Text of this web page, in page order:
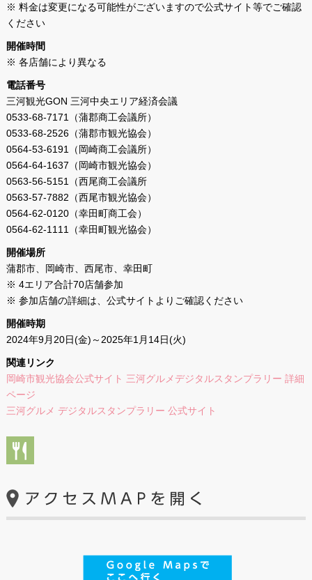
※ 料金は変更になる可能性がございますので公式サイト等でご確認
ください
開催時間
※ 各店舗により異なる
電話番号
三河観光GON 三河中央エリア経済会議
0533-68-7171（蒲郡商工会議所）
0533-68-2526（蒲郡市観光協会）
0564-53-6191（岡崎商工会議所）
0564-64-1637（岡崎市観光協会）
0563-56-5151（西尾商工会議所
0563-57-7882（西尾市観光協会）
0564-62-0120（幸田町商工会）
0564-62-1111（幸田町観光協会）
開催場所
蒲郡市、岡崎市、西尾市、幸田町
※ 4エリア合計70店舗参加
※ 参加店舗の詳細は、公式サイトよりご確認ください
開催時期
2024年9月20日(金)～2025年1月14日(火)
関連リンク
岡崎市観光協会公式サイト 三河グルメデジタルスタンプラリー 詳細
ページ
三河グルメ デジタルスタンプラリー 公式サイト